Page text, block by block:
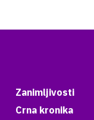
Zanimljivosti
Crna kronika